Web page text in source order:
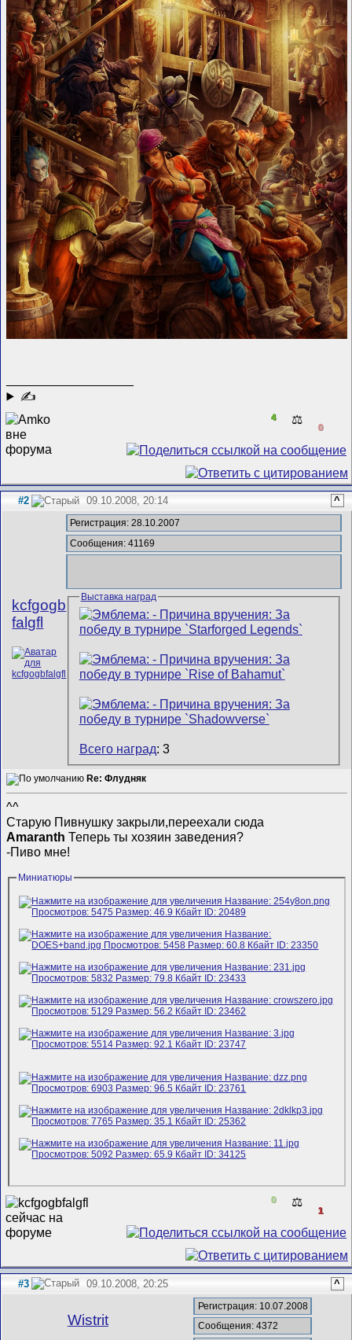
✍
4 ⚖️
0
#2 09.10.2008, 20:14 ^
kcfgogb
falgfl
Регистрация: 28.10.2007
Сообщения: 41169
Выставка наград
Всего наград: 3
Re: Флудняк
^^
Старую Пивнушку закрыли,переехали сюда
Amaranth Теперь ты хозяин заведения?
-Пиво мне!
Миниатюры
0 ⚖️
1
#3 09.10.2008, 20:25 ^
Wistrit
Регистрация: 10.07.2008
Сообщения: 4372